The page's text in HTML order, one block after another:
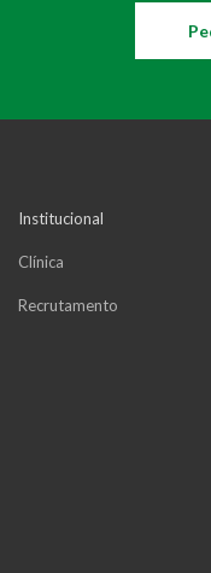
Institucional
Clínica
Recrutamento